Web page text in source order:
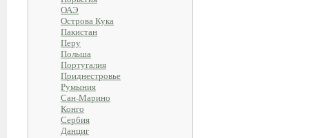
ОАЭ
Острова Кука
Пакистан
Перу
Польша
Португалия
Приднестровье
Румыния
Сан-Марино
Конго
Сербия
Данциг